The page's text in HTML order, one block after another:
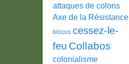
attaques de colons
Axe de la Résistance
blocus cessez-le-
feu Collabos
colonialisme